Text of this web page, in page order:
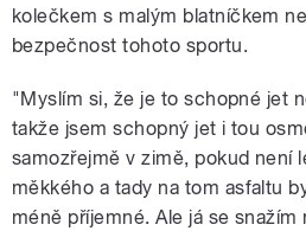
kolečkem s malým blatníčkem
bezpečnost tohoto sportu.
"Myslím si, že je to schopné jet
takže jsem schopný jet i tou
samozřejmě v zimě, pokud není
měkkého a tady na tom asfaltu
méně příjemné. Ale já se